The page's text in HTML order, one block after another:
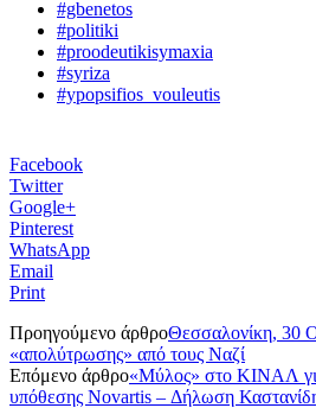
#gbenetos
#politiki
#proodeutikisymaxia
#syriza
#ypopsifios_vouleutis
Facebook
Twitter
Google+
Pinterest
WhatsApp
Email
Print
Προηγούμενο άρθροΘεσσαλονίκη, 30
«απολύτρωσης» από τους Ναζί
Επόμενο άρθρο«Μύλος» στο ΚΙΝΑΛ
υπόθεσης Novartis – Δήλωση